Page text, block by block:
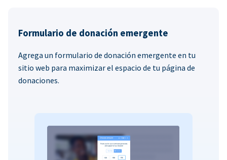
Formulario de donación emergente
Agrega un formulario de donación emergente en tu
sitio web para maximizar el espacio de tu página de
donaciones.